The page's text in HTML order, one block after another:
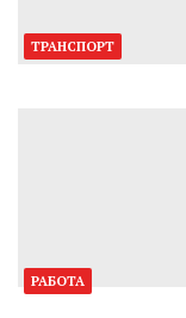
ТРАНСПОРТ
РАБОТА